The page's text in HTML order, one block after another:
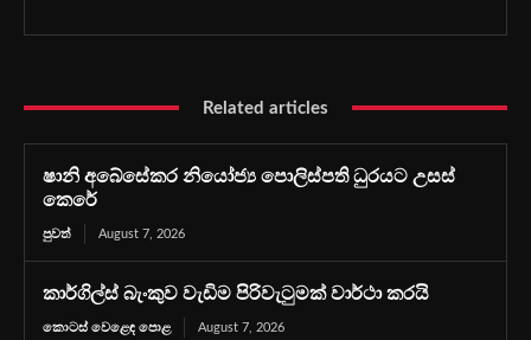
Related articles
ෂානි අබේසේකර නියෝජ්‍ය පොලිස්පති ධුරයට උසස්
කෙරේ
පුවත් August 7, 2026
කාර්ගිල්ස් බැංකුව වැඩිම පිරිවැටුමක් වාර්ථා කරයි
කොටස් වෙළෙඳ පොළ August 7, 2026